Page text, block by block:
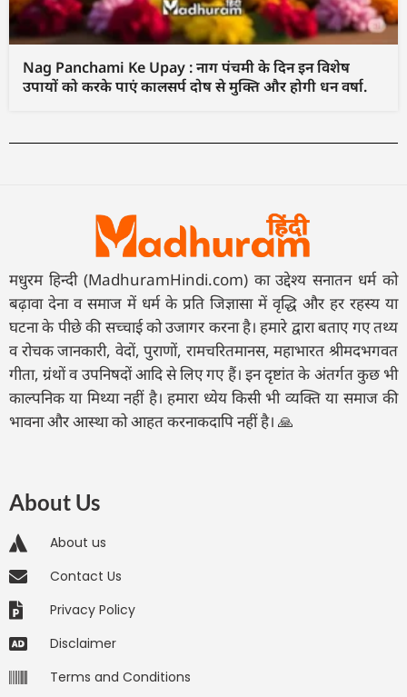
Nag Panchami Ke Upay : नाग पंचमी के दिन इन विशेष
उपायों को करके पाएं कालसर्प दोष से मुक्ति और होगी धन वर्षा.
मधुरम हिन्दी (MadhuramHindi.com) का उद्देश्य सनातन धर्म को
बढ़ावा देना व समाज में धर्म के प्रति जिज्ञासा में वृद्धि और हर रहस्य या
घटना के पीछे की सच्चाई को उजागर करना है। हमारे द्वारा बताए गए तथ्य
व रोचक जानकारी, वेदों, पुराणों, रामचरितमानस, महाभारत श्रीमदभगवत
गीता, ग्रंथों व उपनिषदों आदि से लिए गए हैं। इन दृष्टांत के अंतर्गत कुछ भी
काल्पनिक या मिथ्या नहीं है। हमारा ध्येय किसी भी व्यक्ति या समाज की
भावना और आस्था को आहत करनाकदापि नहीं है। 🙏
About Us
About us
Contact Us
Privacy Policy
Disclaimer
Terms and Conditions